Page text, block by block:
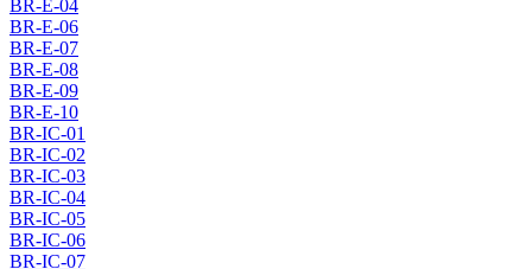
BR-E-04
BR-E-06
BR-E-07
BR-E-08
BR-E-09
BR-E-10
BR-IC-01
BR-IC-02
BR-IC-03
BR-IC-04
BR-IC-05
BR-IC-06
BR-IC-07